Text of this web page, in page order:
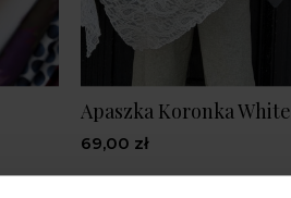
Apaszka Koronka White
69,00 zł